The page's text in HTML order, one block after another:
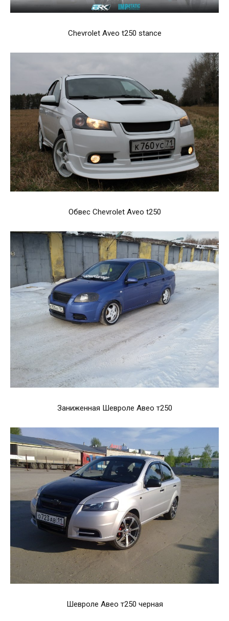
Chevrolet Aveo t250 stance
Обвес Chevrolet Aveo t250
Заниженная Шевроле Авео т250
Шевроле Авео т250 черная